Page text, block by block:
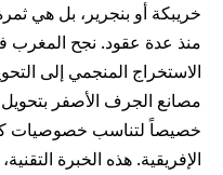
خريبكة أو بنجرير، بل هي
منذ عدة عقود. نجح المغرب
الاستخراج المنجمي إلى
مصانع الجرف الأصفر
خصيصاً لتناسب خصوصيات كل
الإفريقية. هذه الخبرة